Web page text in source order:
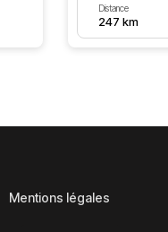
Distance
247 km
Mentions légales